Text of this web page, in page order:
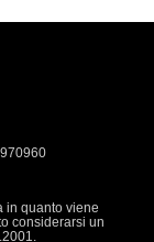
in quanto viene
considerarsi un